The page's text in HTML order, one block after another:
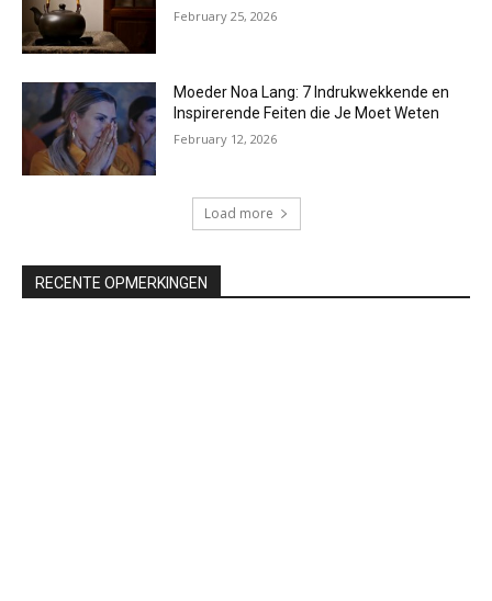
February 25, 2026
Moeder Noa Lang: 7 Indrukwekkende en
Inspirerende Feiten die Je Moet Weten
February 12, 2026
Load more
RECENTE OPMERKINGEN